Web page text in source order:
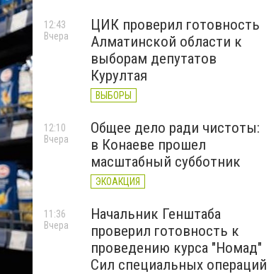
ЦИК проверил готовность
Алматинской области к
выборам депутатов
Курултая
ВЫБОРЫ
12:43
Вчера
Общее дело ради чистоты:
в Конаеве прошел
масштабный субботник
ЭКОАКЦИЯ
12:10
Вчера
Начальник Генштаба
проверил готовность к
проведению курса "Номад"
Сил специальных операций
11:36
Вчера